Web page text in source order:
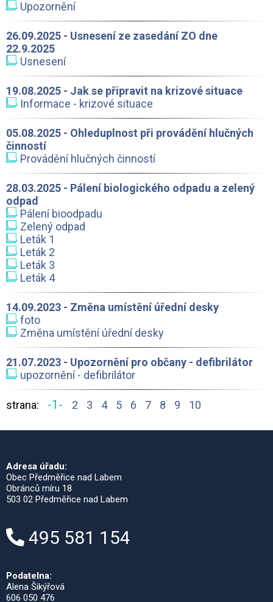
Upozornění
26.09.2025 - Usnesení ze zasedání ZO dne
22.9.2025
Usnesení
19.08.2025 - Jak se připravit na krizové situace
Informace - krizové situace
05.08.2025 - Ohleduplnost při provádění hlučných
činností
Provádění hlučných činností
28.03.2025 - Pálení biologického odpadu a zelený
odpad
Pálení bioodpadu
Zelený odpad
Leták 1
Leták 2
Leták 3
Leták 4
14.09.2023 - Změna umístění úřední desky
foto
Změna umístění úřední desky
21.07.2023 - Upozornění pro občany - defibrilátor
upozornění - defibrilátor
strana: -1- 2 3 4 5 6 7 8 9 10
Adresa úřadu:
Obec Předměřice nad Labem
Obránců míru 18
503 02 Předměřice nad Labem
495 581 154
Podatelna:
Alena Šikýřová
606 050 476